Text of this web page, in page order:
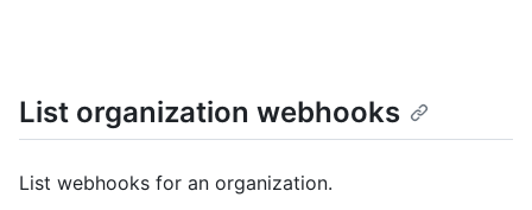
List organization webhooks
List webhooks for an organization.